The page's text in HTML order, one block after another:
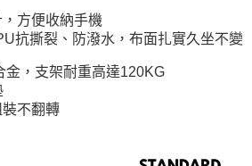
含以上)免運費
含以上)免運費
方便收納手機
抗撕裂、防潑水，布面扎實久坐不變
金，支架耐重高達120KG
不翻轉